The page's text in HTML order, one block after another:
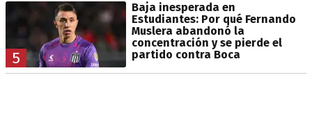
5
Baja inesperada en
Estudiantes: Por qué Fernando
Muslera abandonó la
concentración y se pierde el
partido contra Boca